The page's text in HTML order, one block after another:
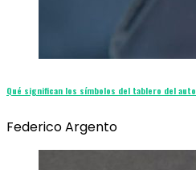
Qué significan los símbolos del tablero del auto
Federico Argento